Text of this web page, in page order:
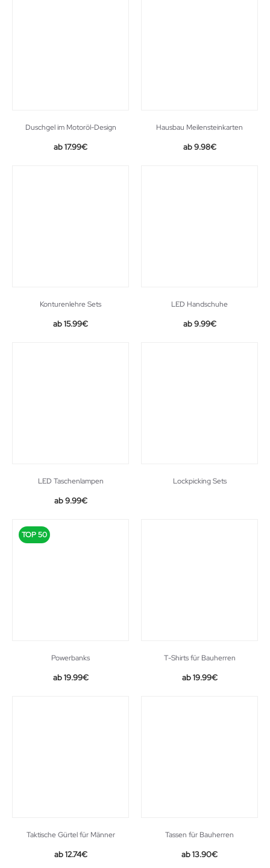
Duschgel im Motoröl-Design
17.99€
Hausbau Meilensteinkarten
9.98€
Konturenlehre Sets
15.99€
LED Handschuhe
9.99€
LED Taschenlampen
9.99€
Lockpicking Sets
TOP 50
Powerbanks
19.99€
T-Shirts für Bauherren
19.99€
Taktische Gürtel für Männer
Original
12.74€Current
Tassen für Bauherren
13.90€